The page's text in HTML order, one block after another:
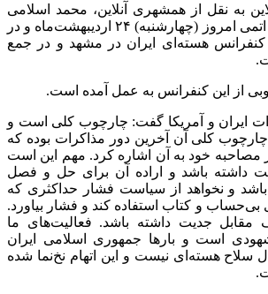
به نقل از همشهری آنلاین، محمد اسلامی
رئیس سازمان انرژی اتمی امروز (چهارشنبه) ۲۴ اردیبهشت‌ماه و در
هسته‌ای ایران در مشهد و در جمع
از این کنفرانس به عمل آمده است.
ایران و آمریکا گفت: چارچوب کلی است و
کلی آن آخرین دور مذاکرات بوده که
مصاحبه خود به آن اشاره کرد. مهم این است
داشته باشد و اراده آن برای حل و فصل
و نخواهد از سیاست فشار حداکثری که
بی‌حساب و کتاب استفاده کند و فشار بیاورد.
جدیت داشته باشد. فعالیت‌های ما
است و بارها جمهوری اسلامی ایران
سلاح هسته‌ای نیست و این اتهام نخ‌نما شده